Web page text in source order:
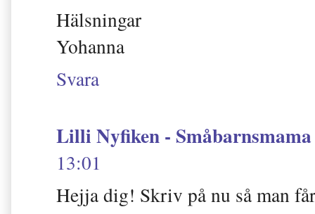
Hälsningar
Yohanna
Svara
Lilli Nyfiken -
13:01
Hejja dig! Skriv på nu så man